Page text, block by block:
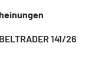
141/26